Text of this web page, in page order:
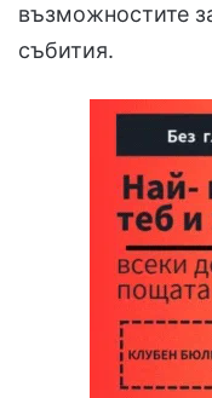
възможностите
събития.